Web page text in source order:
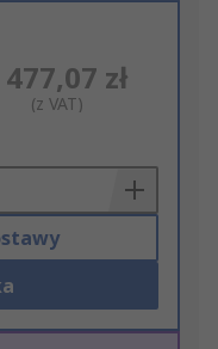
zł
(z VAT)